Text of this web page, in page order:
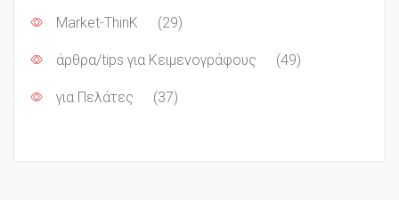
Market-ThinK (29)
άρθρα/tips για Κειμενογράφους (49)
για Πελάτες (37)